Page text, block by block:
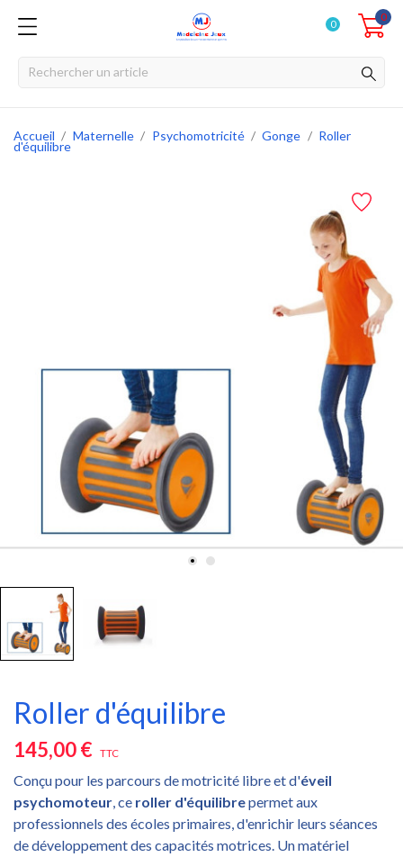
0
0
Accueil Maternelle Psychomotricité Gonge Roller
d'équilibre
Roller d'équilibre
145,00 € TTC
Conçu pour les parcours de motricité libre et d'éveil
psychomoteur, ce roller d'équilibrepermet aux
professionnels des écoles primaires, d'enrichir leurs séances
de développement des capacités motrices. Un matériel